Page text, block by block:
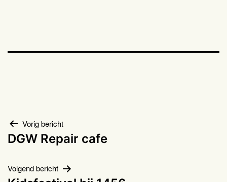
Bericht
navigatie
Vorig bericht
DGW Repair cafe
Volgend bericht